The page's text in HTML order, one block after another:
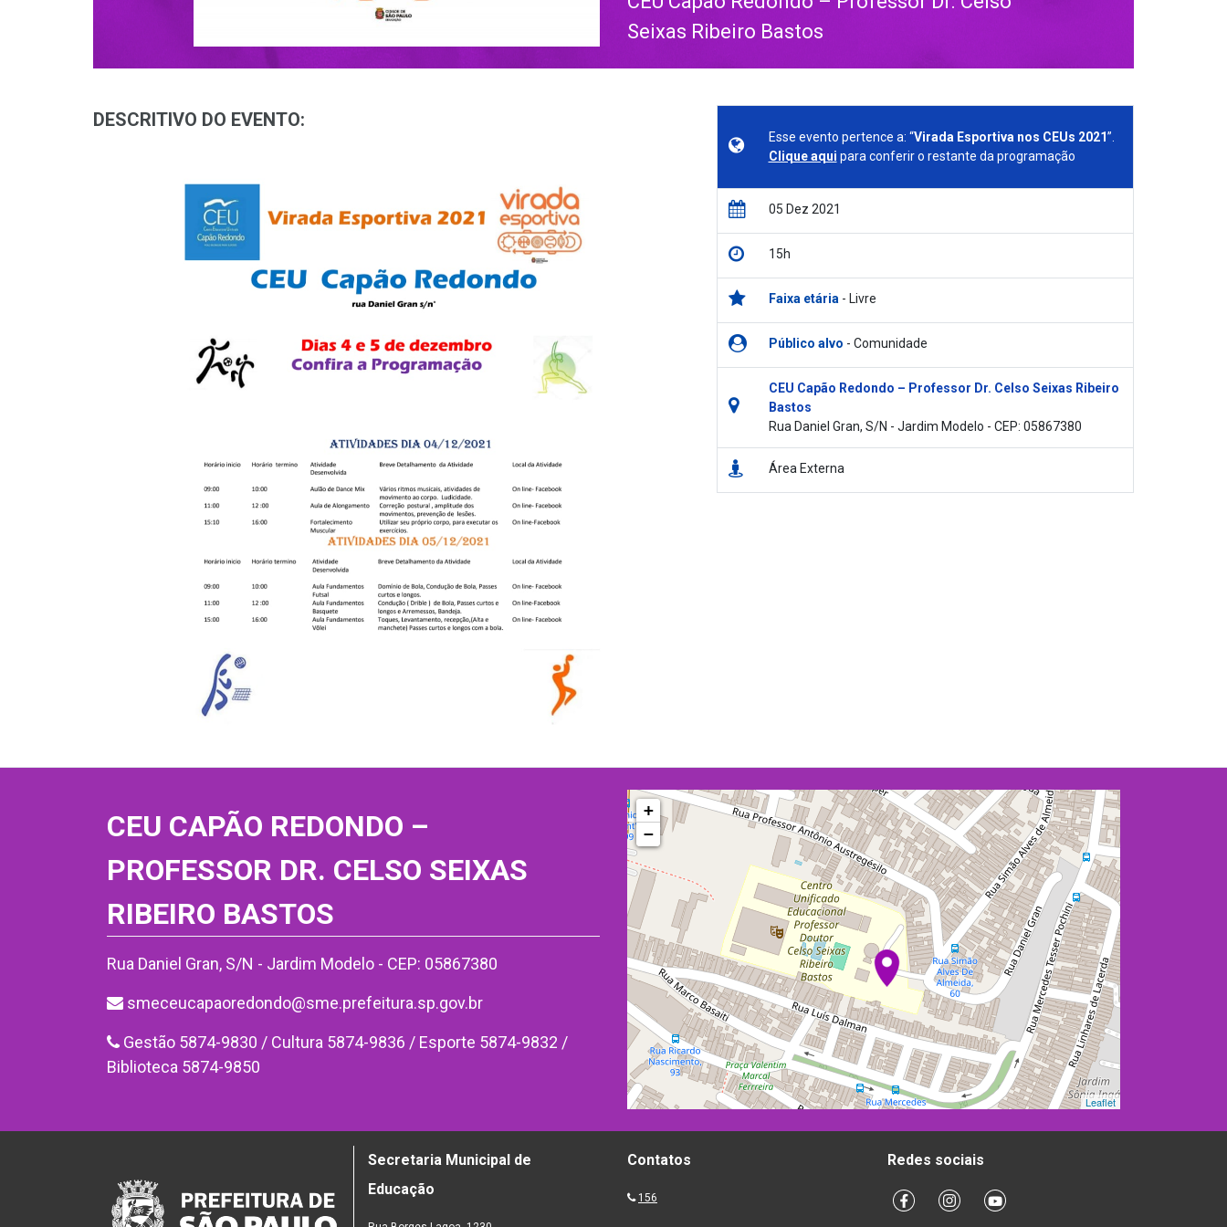
Seixas Ribeiro Bastos
DESCRITIVO DO EVENTO:
Esse evento pertence a: “Virada Esportiva nos CEUs 2021”.
Clique aqui para conferir o restante da programação
05 Dez 2021
15h
Faixa etária- Livre
Público alvo - Comunidade
CEU Capão Redondo – Professor Dr. Celso Seixas Ribeiro
Bastos
Rua Daniel Gran, S/N - Jardim Modelo - CEP: 05867380
Área Externa
CEU CAPÃO REDONDO –
PROFESSOR DR. CELSO SEIXAS
RIBEIRO BASTOS
Rua Daniel Gran, S/N - Jardim Modelo - CEP: 05867380
smeceucapaoredondo@sme.prefeitura.sp.gov.br
Gestão 5874-9830 / Cultura 5874-9836 / Esporte 5874-9832 /
Biblioteca 5874-9850
+
−
Leaflet
Secretaria Municipal de
Educação
Contatos
156
Redes sociais